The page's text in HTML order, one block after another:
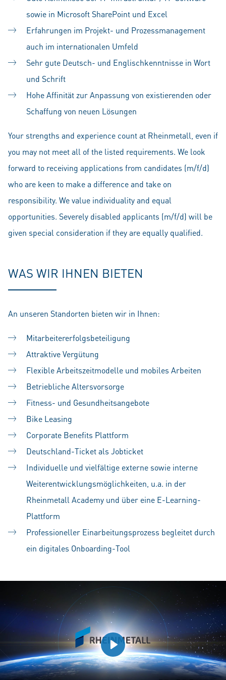
sowie in Microsoft SharePoint und Excel
Erfahrungen im Projekt- und Prozessmanagement
auch im internationalen Umfeld
Sehr gute Deutsch- und Englischkenntnisse in Wort
und Schrift
Hohe Affinität zur Anpassung von existierenden oder
Schaffung von neuen Lösungen
Your strengths and experience count at Rheinmetall, even if
you may not meet all of the listed requirements. We look
forward to receiving applications from candidates (m/f/d)
who are keen to make a difference and take on
responsibility. We value individuality and equal
opportunities. Severely disabled applicants (m/f/d) will be
given special consideration if they are equally qualified.
WAS WIR IHNEN BIETEN
An unseren Standorten bieten wir in Ihnen:
Mitarbeitererfolgsbeteiligung
Attraktive Vergütung
Flexible Arbeitszeitmodelle und mobiles Arbeiten
Betriebliche Altersvorsorge
Fitness- und Gesundheitsangebote
Bike Leasing
Corporate Benefits Plattform
Deutschland-Ticket als Jobticket
Individuelle und vielfältige externe sowie interne
Weiterentwicklungsmöglichkeiten, u.a. in der
Rheinmetall Academy und über eine E-Learning-
Plattform
Professioneller Einarbeitungsprozess begleitet durch
ein digitales Onboarding-Tool
Play